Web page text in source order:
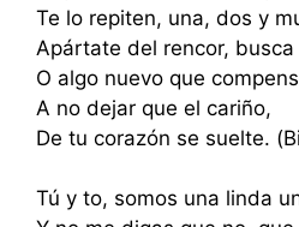
Te lo repiten, una, dos y
Apártate del rencor,
O algo nuevo que
A no dejar que el cariño,
De tu corazón se suelte.
Tú y to, somos una linda